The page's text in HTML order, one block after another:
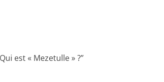
Qui est « Mezetulle » ?”